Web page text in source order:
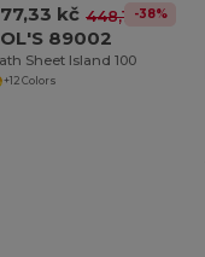
kč 448,12 kč
-38%
89002
Sheet Island 100
+12 Colors